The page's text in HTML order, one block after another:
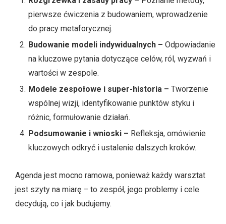
pierwsze ćwiczenia z budowaniem, wprowadzenie
do pracy metaforycznej.
Budowanie modeli indywidualnych – Odpowiadanie
na kluczowe pytania dotyczące celów, ról, wyzwań i
wartości w zespole.
Modele zespołowe i super-historia – Tworzenie
wspólnej wizji, identyfikowanie punktów styku i
różnic, formułowanie działań.
Podsumowanie i wnioski – Refleksja, omówienie
kluczowych odkryć i ustalenie dalszych kroków.
Agenda jest mocno ramowa, ponieważ każdy warsztat
jest szyty na miarę – to zespół, jego problemy i cele
decydują, co i jak budujemy.